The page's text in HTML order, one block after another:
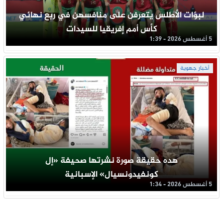
لبؤات الأطلس يتعرفن على منافسهن في ربع نهائي
كأس أمم إفريقيا للسيدات
5 أغسطس 2026 - 1:39
أخبار جهوية
هده حقيقة صورة نشرتها صحيفة «إل
كونفيدونسيال» الإسبانية
5 أغسطس 2026 - 1:34